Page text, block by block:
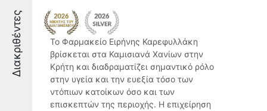
Διακριθέντες
Το Φαρμακείο Ειρήνης Καρεφυλλάκη
βρίσκεται στα Καμισιανά Χανίων στην
Κρήτη και διαδραματίζει σημαντικό ρόλο
στην υγεία και την ευεξία τόσο των
ντόπιων κατοίκων όσο και των
επισκεπτών της περιοχής. Η επιχείρηση